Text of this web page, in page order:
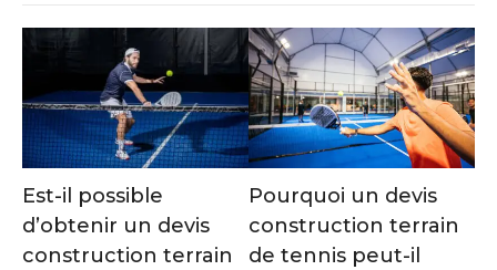
Est-il possible
d’obtenir un devis
construction terrain
Pourquoi un devis
construction terrain
de tennis peut-il